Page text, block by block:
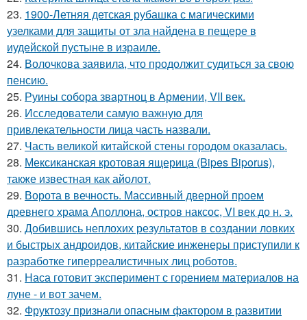
23. 1900-Летняя детская рубашка с магическими
узелками для защиты от зла найдена в пещере в
иудейской пустыне в израиле.
24. Волочкова заявила, что продолжит судиться за свою
пенсию.
25. Руины собора звартноц в Армении, VII век.
26. Исследователи самую важную для
привлекательности лица часть назвали.
27. Часть великой китайской стены городом оказалась.
28. Мексиканская кротовая ящерица (Bipes Biporus),
также известная как айолот.
29. Ворота в вечность. Массивный дверной проем
древнего храма Аполлона, остров наксос, VI век до н. э.
30. Добившись неплохих результатов в создании ловких
и быстрых андроидов, китайские инженеры приступили к
разработке гиперреалистичных лиц роботов.
31. Наса готовит эксперимент с горением материалов на
луне - и вот зачем.
32. Фруктозу признали опасным фактором в развитии